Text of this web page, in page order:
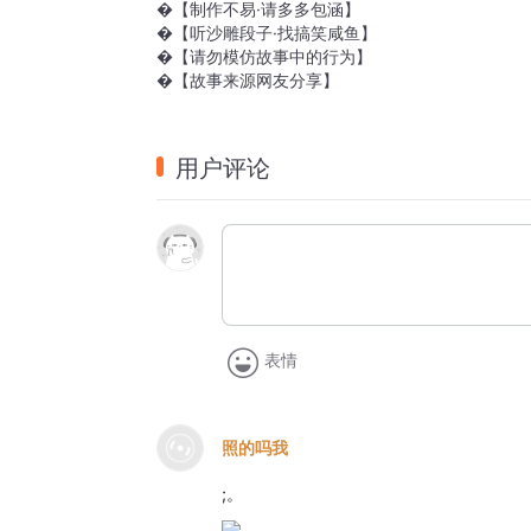
�【制作不易·请多多包涵】
�【听沙雕段子·找搞笑咸鱼】
�【请勿模仿故事中的行为】
�【故事来源网友分享】
用户评论
表情
照的吗我
;。